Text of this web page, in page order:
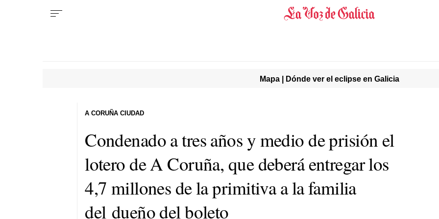
Mapa | Dónde ver el eclipse en Galicia
Condenado a tres años y medio de prisión el
lotero de A Coruña, que deberá entregar los
4,7 millones de la primitiva a la familia
del dueño del boleto
A CORUÑA CIUDAD